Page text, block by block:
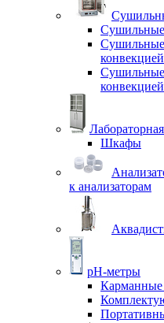
Сушильные
конвекцией
конвекцией
Шкафы
к анализаторам
pH-метры